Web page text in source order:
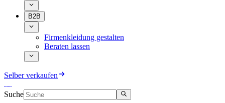
B2B
Firmenkleidung gestalten
Beraten lassen
Selber verkaufen
Suche